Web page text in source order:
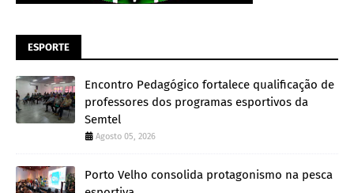
ESPORTE
Encontro Pedagógico fortalece qualificação de
professores dos programas esportivos da
Semtel
Agosto 05, 2026
Porto Velho consolida protagonismo na pesca